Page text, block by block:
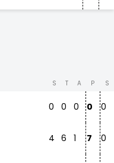
S T A P S
0 0 0 0 0
4 6 1 7 0